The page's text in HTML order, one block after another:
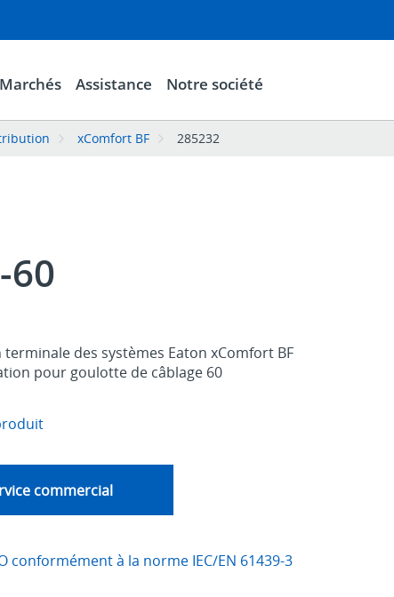
Marchés Assistance Notre société
xComfort BF 285232
60
des systèmes Eaton xComfort BF
pour goulotte de câblage 60
commercial
conformément à la norme IEC/EN 61439-3